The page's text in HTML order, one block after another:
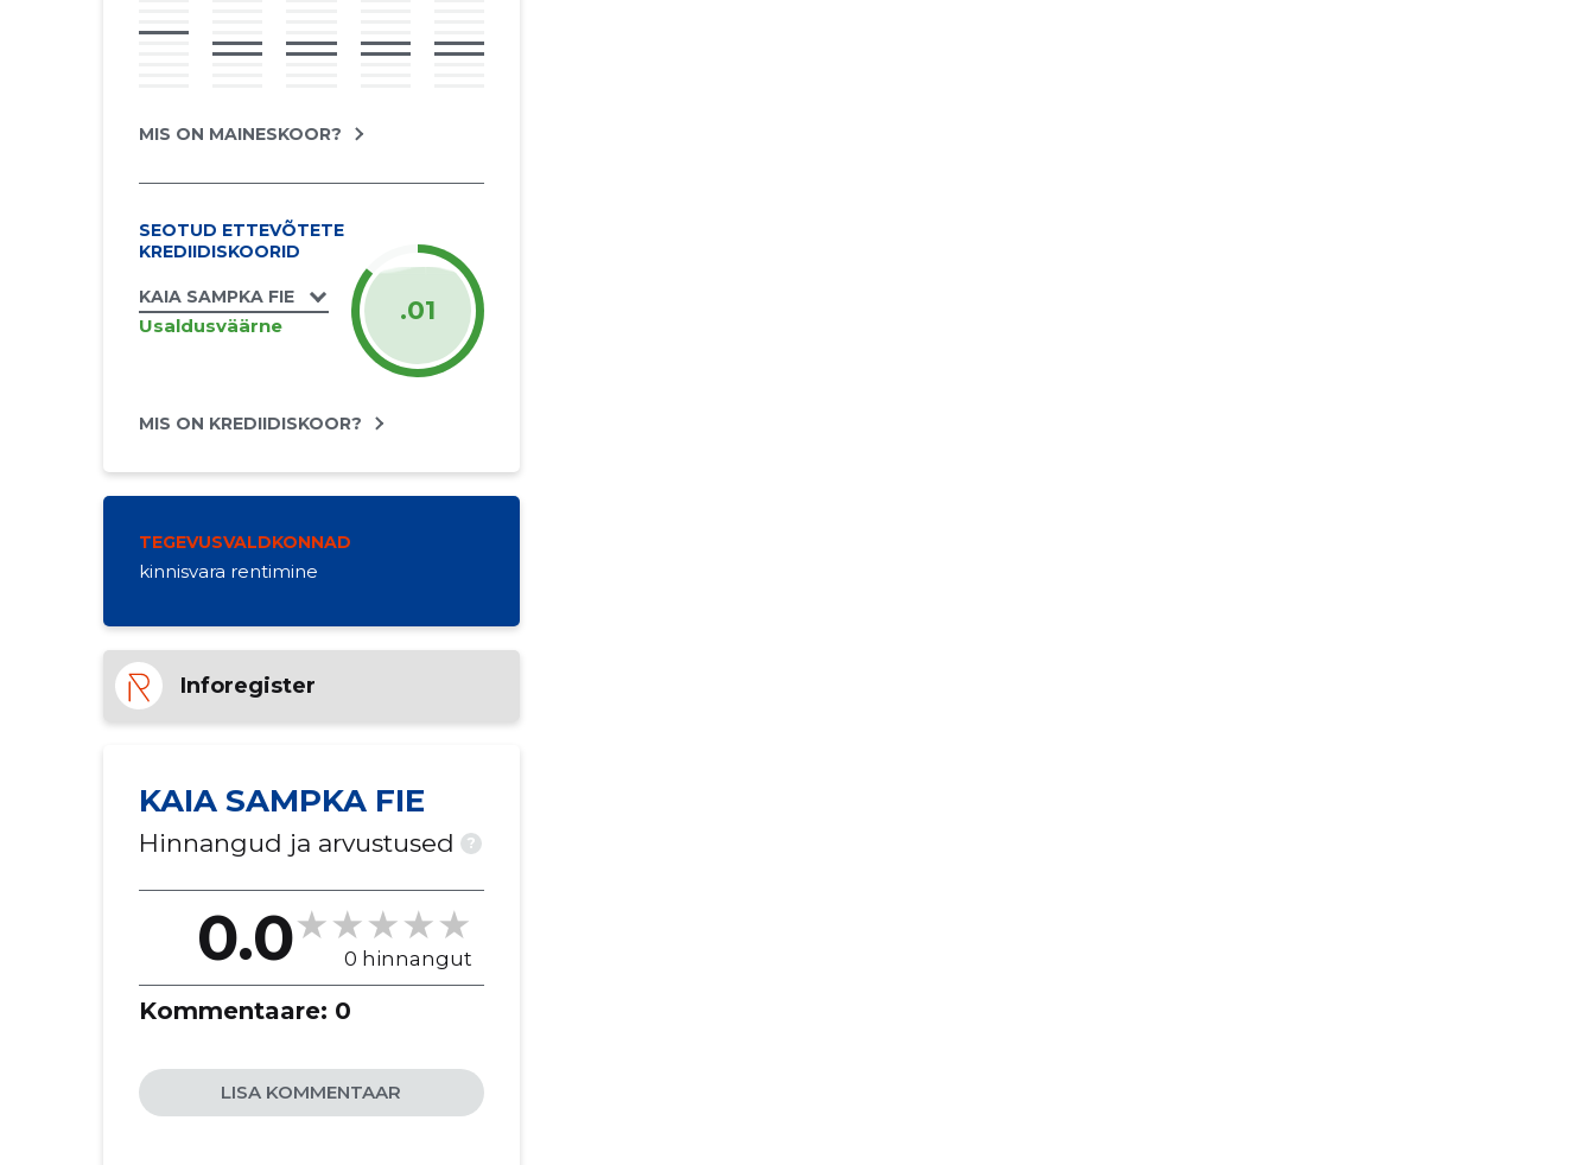
MIS ON MAINESKOOR?
SEOTUD ETTEVÕTETE
KREDIIDISKOORID
KAIA SAMPKA FIE
Usaldusväärne .01
MIS ON KREDIIDISKOOR?
TEGEVUSVALDKONNAD
kinnisvara rentimine
Inforegister
KAIA SAMPKA FIE
Hinnangud ja arvustused ?
0.0 0 hinnangut
Kommentaare: 0
LISA KOMMENTAAR